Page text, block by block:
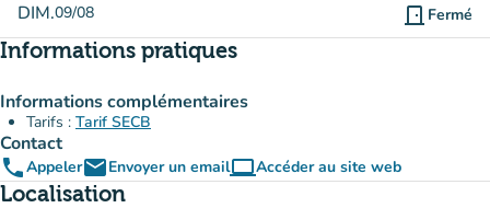
DIM.09/08 door_front Fermé
Informations pratiques
Informations complémentaires
Tarifs : Tarif SECB
Contact
phoneAppeleremailEnvoyer un emailcomputerAccéder au site web
(nouvel onglet)
Localisation